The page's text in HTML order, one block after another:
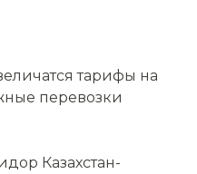
тарифы на
перевозки
Казахстан-